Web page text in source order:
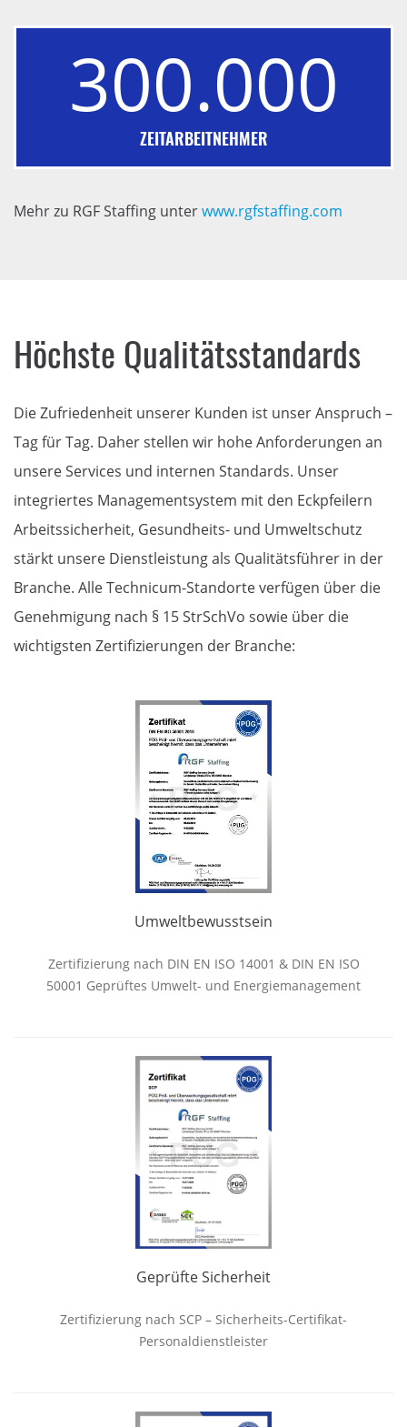
300.000
ZEITARBEITNEHMER
Mehr zu RGF Staffing unterwww.rgfstaffing.com
Höchste Qualitätsstandards
Die Zufriedenheit unserer Kunden ist unser Anspruch –
Tag für Tag. Daher stellen wir hohe Anforderungen an
unsere Services und internen Standards. Unser
integriertes Managementsystem mit den Eckpfeilern
Arbeitssicherheit, Gesundheits- und Umweltschutz
stärkt unsere Dienstleistung als Qualitätsführer in der
Branche. Alle Technicum-Standorte verfügen über die
Genehmigung nach § 15 StrSchVo sowie über die
wichtigsten Zertifizierungen der Branche:
Umweltbewusstsein
Zertifizierung nach DIN EN ISO 14001 & DIN EN ISO
50001 Geprüftes Umwelt- und Energiemanagement
Geprüfte Sicherheit
Zertifizierung nach SCP – Sicherheits-Certifikat-
Personaldienstleister